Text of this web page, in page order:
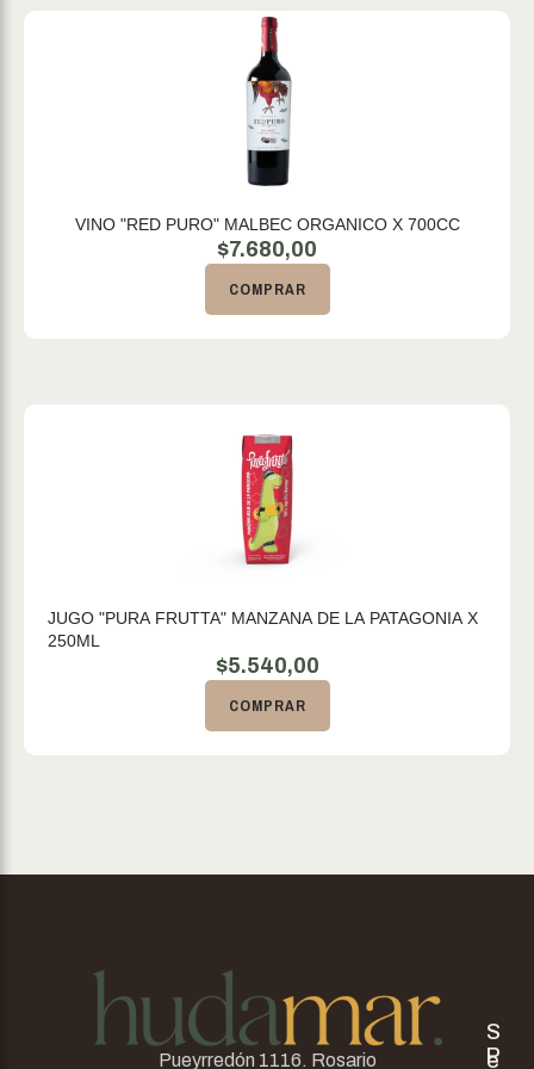
VINO "RED PURO" MALBEC ORGANICO X 700CC
$7.680,00
COMPRAR
JUGO "PURA FRUTTA" MANZANA DE LA PATAGONIA X
250ML
$5.540,00
COMPRAR
Pueyrredón 1116. Rosario
P
S
e